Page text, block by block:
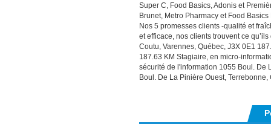
Super C, Food Basics, Adonis et
Brunet, Metro Pharmacy et Food
Nos 5 promesses clients -qualité et
et efficace, nos clients trouvent ce
Coutu, Varennes, Québec, J3X 0E1
187.63 KM Stagiaire, en micro-
sécurité de l'information 1055 Boul. De
Boul. De La Pinière Ouest,